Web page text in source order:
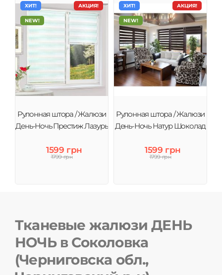
АКЦИЯ!
ХИТ!
NEW!
Рулонная штора / Жалюзи
День-Ночь Престиж Лазурь
1599 грн
1799 грн
АКЦИЯ!
ХИТ!
NEW!
Рулонная штора / Жалюзи
День-Ночь Натур Шоколад
1599 грн
1799 грн
Тканевые жалюзи ДЕНЬ
НОЧЬ в Соколовка
(Черниговска обл.,